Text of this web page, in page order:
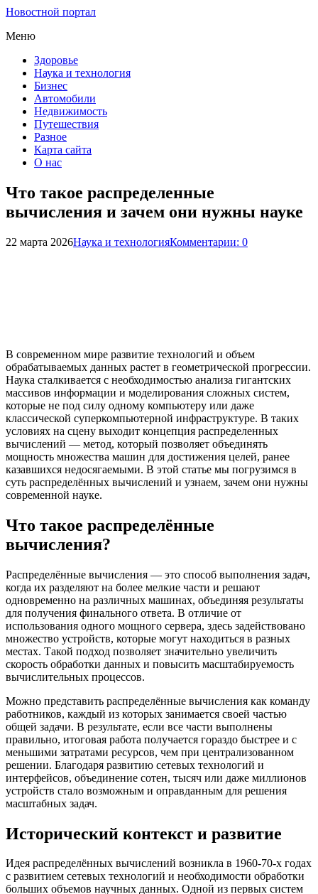
Новостной портал
Меню
Здоровье
Наука и технология
Бизнес
Автомобили
Недвижимость
Путешествия
Разное
Карта сайта
О нас
Что такое распределенные
вычисления и зачем они нужны науке
22 марта 2026Наука и технологияКомментарии: 0
В современном мире развитие технологий и объем
обрабатываемых данных растет в геометрической прогрессии.
Наука сталкивается с необходимостью анализа гигантских
массивов информации и моделирования сложных систем,
которые не под силу одному компьютеру или даже
классической суперкомпьютерной инфраструктуре. В таких
условиях на сцену выходит концепция распределенных
вычислений — метод, который позволяет объединять
мощность множества машин для достижения целей, ранее
казавшихся недосягаемыми. В этой статье мы погрузимся в
суть распределённых вычислений и узнаем, зачем они нужны
современной науке.
Что такое распределённые
вычисления?
Распределённые вычисления — это способ выполнения задач,
когда их разделяют на более мелкие части и решают
одновременно на различных машинах, объединяя результаты
для получения финального ответа. В отличие от
использования одного мощного сервера, здесь задействовано
множество устройств, которые могут находиться в разных
местах. Такой подход позволяет значительно увеличить
скорость обработки данных и повысить масштабируемость
вычислительных процессов.
Можно представить распределённые вычисления как команду
работников, каждый из которых занимается своей частью
общей задачи. В результате, если все части выполнены
правильно, итоговая работа получается гораздо быстрее и с
меньшими затратами ресурсов, чем при централизованном
решении. Благодаря развитию сетевых технологий и
интерфейсов, объединение сотен, тысяч или даже миллионов
устройств стало возможным и оправданным для решения
масштабных задач.
Исторический контекст и развитие
Идея распределённых вычислений возникла в 1960-70-х годах
с развитием сетевых технологий и необходимости обработки
больших объемов научных данных. Одной из первых систем